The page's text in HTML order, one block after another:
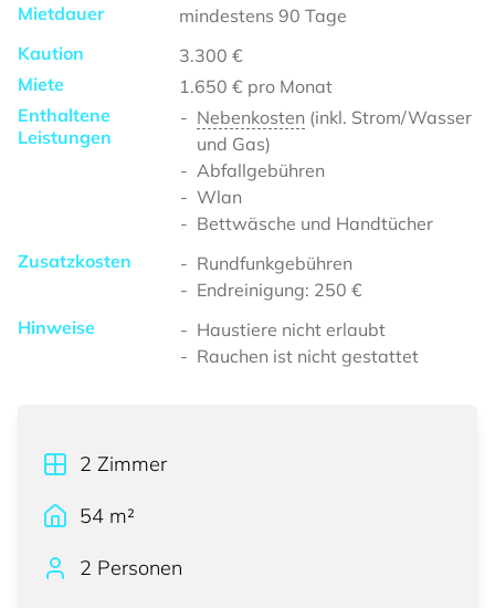
Mietdauer
mindestens 90 Tage
Kaution
3.300 €
Miete
1.650 € pro Monat
Enthaltene
Leistungen
Nebenkosten (inkl. Strom/Wasser
und Gas)
Abfallgebühren
Wlan
Bettwäsche und Handtücher
Zusatzkosten
Rundfunkgebühren
Endreinigung: 250 €
Hinweise
Haustiere nicht erlaubt
Rauchen ist nicht gestattet
2 Zimmer
54 m²
2 Personen